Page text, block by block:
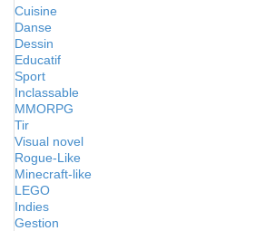
Cuisine
Danse
Dessin
Educatif
Sport
Inclassable
MMORPG
Tir
Visual novel
Rogue-Like
Minecraft-like
LEGO
Indies
Gestion